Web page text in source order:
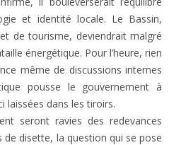
et identité locale. Le Bassin,
de tourisme, deviendrait malgré
énergétique. Pour l’heure, rien
même de discussions internes
pousse le gouvernement à
laissées dans les tiroirs.
seront ravies des redevances
disette, la question qui se pose